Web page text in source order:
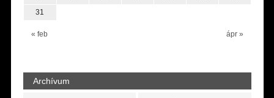
« feb ápr »
31
Archívum